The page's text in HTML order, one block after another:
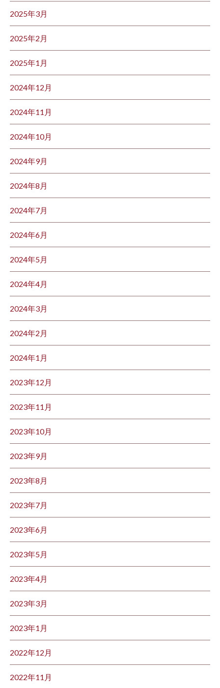
2025年3月
2025年2月
2025年1月
2024年12月
2024年11月
2024年10月
2024年9月
2024年8月
2024年7月
2024年6月
2024年5月
2024年4月
2024年3月
2024年2月
2024年1月
2023年12月
2023年11月
2023年10月
2023年9月
2023年8月
2023年7月
2023年6月
2023年5月
2023年4月
2023年3月
2023年1月
2022年12月
2022年11月